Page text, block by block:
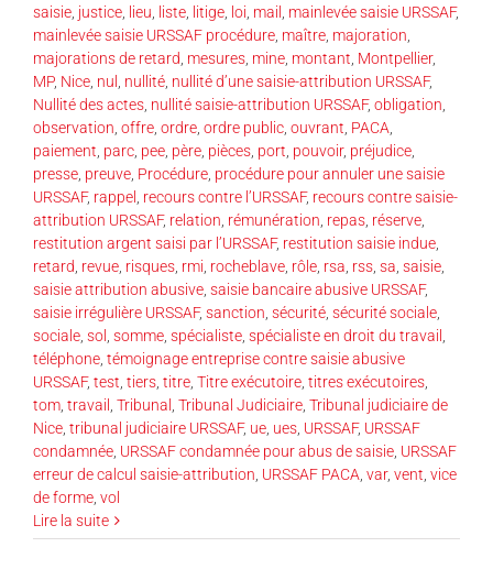
saisie, justice, lieu, liste, litige, loi, mail , mainlevée saisie URSSAF,
mainlevée saisie URSSAF procédure, maître, majoration,
majorations de retard, mesures, mine, montant, Montpellier,
MP, Nice, nul , nullité, nullité d’une saisie-attribution URSSAF,
Nullité des actes, nullité saisie-attribution URSSAF, obligation,
observation, offre, ordre, ordre public, ouvrant, PACA,
paiement, parc, pee, père, pièces, port, pouvoir, préjudice,
presse, preuve, Procédure, procédure pour annuler une saisie
URSSAF, rappel , recours contre l’URSSAF, recours contre saisie-
attribution URSSAF, relation, rémunération, repas, réserve,
restitution argent saisi par l’URSSAF, restitution saisie indue,
retard, revue, risques, rmi, rocheblave, rôle, rsa, rss, sa, saisie,
saisie attribution abusive, saisie bancaire abusive URSSAF,
saisie irrégulière URSSAF, sanction, sécurité, sécurité sociale,
sociale, sol , somme, spécialiste, spécialiste en droit du travail ,
téléphone, témoignage entreprise contre saisie abusive
URSSAF, test, tiers, titre, Titre exécutoire, titres exécutoires,
tom, travail , Tribunal , Tribunal Judiciaire, Tribunal judiciaire de
Nice, tribunal judiciaire URSSAF, ue, ues, URSSAF, URSSAF
condamnée, URSSAF condamnée pour abus de saisie, URSSAF
erreur de calcul saisie-attribution, URSSAF PACA, var, vent, vice
de forme, vol
Lire la suite